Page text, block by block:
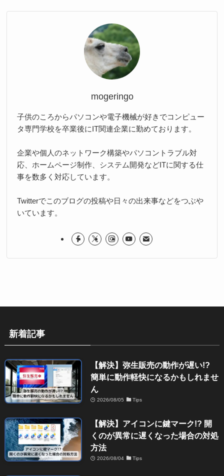
mogeringo
子供のころからパソコンや電子機械が好きでコンピュー
タ専門学校を卒業後にIT関連企業に勤めております。
企業や個人のネットワーク構築やパソコントラブル対
応、ホームページ制作、システム開発などITに関する仕
事を数多く対応しています。
Twitterでこのブログの投稿や日々の出来事などをつぶや
いています。
新着記事
【解決】弥生販売の動作が遅い!?
簡単に動作軽快になるかもしれませ
ん
2026/08/05 Tips
【解決】アイコンに鍵マーク!? 開
くのが異常に遅くなった場合の対処
方法
2026/08/04 Tips